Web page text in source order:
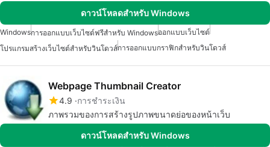
ดาวน์โหลดสำหรับ Windows
Windowsการออกแบบเว็บไซต์ฟรีสำหรับ Windowsออกแบบเว็บไซต์
โปรแกรมสร้างเว็บไซต์สำหรับวินโดวส์การออกแบบกราฟิกสำหรับวินโดวส์
Webpage Thumbnail Creator
4.9 การชำระเงิน
ภาพรวมของการสร้างรูปภาพขนาดย่อของหน้าเว็บ
ดาวน์โหลดสำหรับ Windows